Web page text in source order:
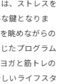
、ストレスを
鍵となりま
眺めながらの
たプログラム
ガと筋トレの
いライフスタ